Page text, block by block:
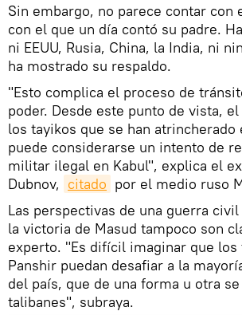
Sin embargo, no parece contar con
con el que un día contó su padre.
ni EEUU, Rusia, China, la India, ni
ha mostrado su respaldo.
"Esto complica el proceso de
poder. Desde este punto de vista,
los tayikos que se han atrincherado
puede considerarse un intento de
militar ilegal en Kabul", explica el
Dubnov, citado por el medio ruso
Las perspectivas de una guerra
la victoria de Masud tampoco son
experto. "Es difícil imaginar que los
Panshir puedan desafiar a la
del país, que de una forma u otra
talibanes", subraya.